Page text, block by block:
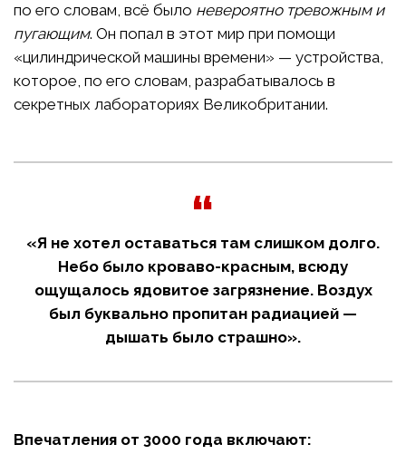
по его словам, всё было невероятно тревожным и
пугающим. Он попал в этот мир при помощи
«цилиндрической машины времени» — устройства,
которое, по его словам, разрабатывалось в
секретных лабораториях Великобритании.
«Я не хотел оставаться там слишком долго.
Небо было кроваво-красным, всюду
ощущалось ядовитое загрязнение. Воздух
был буквально пропитан радиацией —
дышать было страшно».
Впечатления от 3000 года включают: